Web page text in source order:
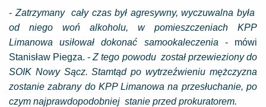
- Zatrzymany cały czas był agresywny, wyczuwalna była
od niego woń alkoholu, w pomieszczeniach KPP
Limanowa usiłował dokonać samookaleczenia - mówi
Stanisław Piegza. -Z tego powodu został przewieziony do
SOIK Nowy Sącz. Stamtąd po wytrzeźwieniu mężczyzna
zostanie zabrany do KPP Limanowa na przesłuchanie, po
czym najprawdopodobniej stanie przed prokuratorem.